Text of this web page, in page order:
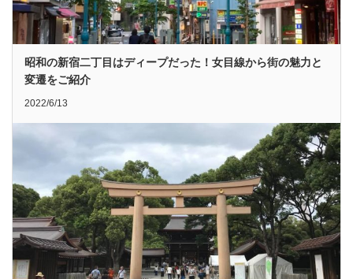
昭和の新宿二丁目はディープだった！女目線から街の魅力と
変遷をご紹介
2022/6/13